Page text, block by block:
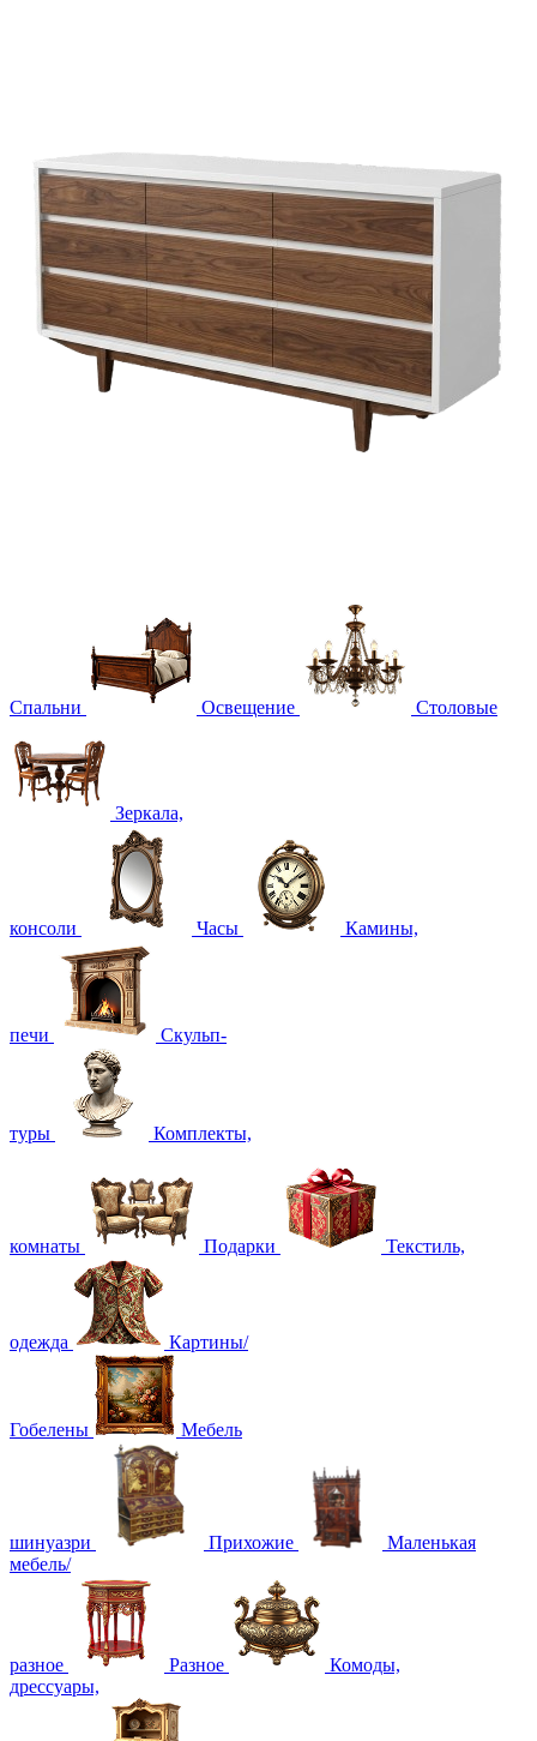
Спальни Освещение Столовые
Зеркала,
консоли Часы Камины,
печи Скульп-
туры Комплекты,
комнаты Подарки Текстиль,
одежда Картины/
Гобелены Мебель
шинуазри Прихожие
Маленькая
мебель/
разное Разное
Комоды,
дрессуары,